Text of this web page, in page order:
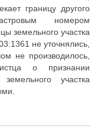
границу другого
номером
земельного участка
не уточнялись,
не производилось,
о признании
участка